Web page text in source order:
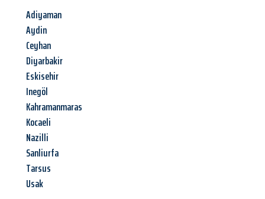
Adiyaman
Aydin
Ceyhan
Diyarbakir
Eskisehir
Inegöl
Kahramanmaras
Kocaeli
Nazilli
Sanliurfa
Tarsus
Usak